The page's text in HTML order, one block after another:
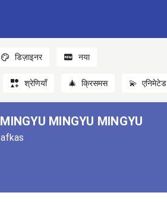
डिज़ाइनर नया
श्रेणियाँ 🎄 क्रिसमस 💫 एनिमेटेड
MINGYU MINGYU MINGYU
afkas